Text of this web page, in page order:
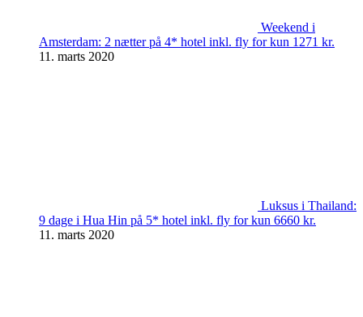
Weekend i
Amsterdam: 2 nætter på 4* hotel inkl. fly for kun 1271 kr.
11. marts 2020
Luksus i Thailand:
9 dage i Hua Hin på 5* hotel inkl. fly for kun 6660 kr.
11. marts 2020